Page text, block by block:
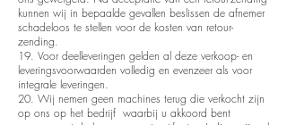
kunnen wij in bepaalde gevallen beslissen de afnemer
schadeloos te stellen voor de kosten van retour-
zending.
19. Voor deelleveringen gelden al deze verkoop- en
leveringsvoorwaarden volledig en evenzeer als voor
integrale leveringen.
20. Wij nemen geen machines terug die verkocht zijn
op ons op het bedrijf waarbij u akkoord bent